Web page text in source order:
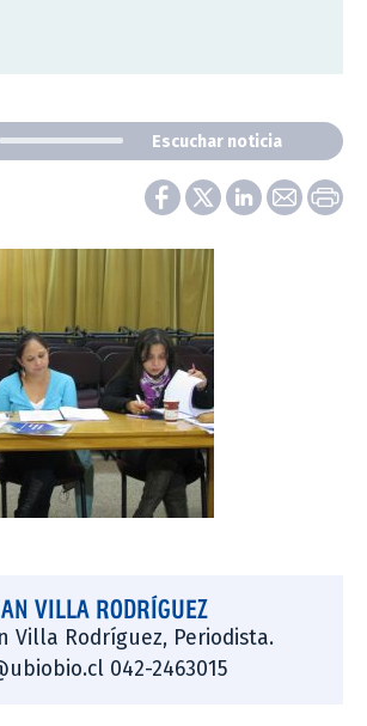
Escuchar noticia
VILLA RODRÍGUEZ
Villa Rodríguez, Periodista.
042-2463015